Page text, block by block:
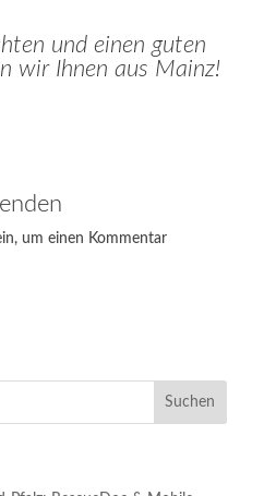
und einen guten
wir Ihnen aus Mainz!
um einen Kommentar